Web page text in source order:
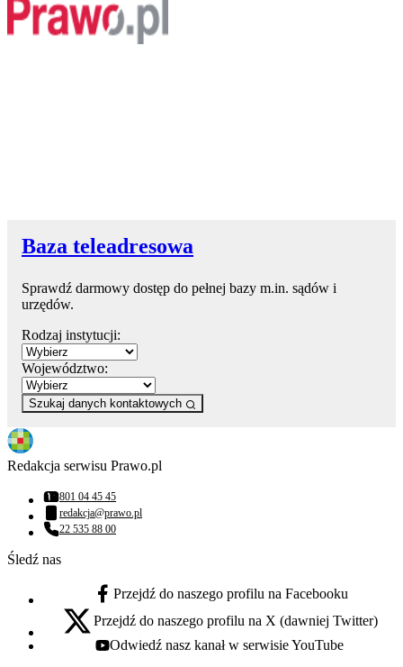
Baza teleadresowa
Sprawdź darmowy dostęp do pełnej bazy m.in. sądów i
urzędów.
Rodzaj instytucji:
Województwo:
Szukaj danych kontaktowych
Redakcja serwisu Prawo.pl
Numer telefonu:
801 04 45 45
Adres email:
redakcja@prawo.pl
Numer telefonu:
22 535 88 00
Śledź nas
facebook - otwiera się w nowej karcie
Przejdź do naszego profilu na Facebooku
x - otwiera się w nowej karcie
Przejdź do naszego profilu na X (dawniej Twitter)
youtube - otwiera się w nowej karcie
Odwiedź nasz kanał w serwisie YouTube